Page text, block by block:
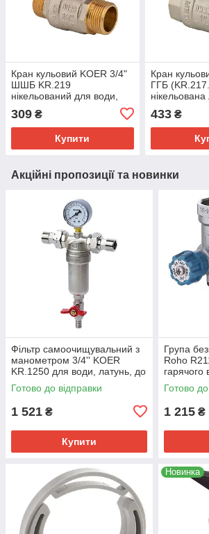
Кран кульовий KOER 3/4"
ШШБ KR.219
нікельований для води,
309 ₴
Купити
Кран
ГГБ
води, до 20
433₴
Акційні пропозиції та новинки
Фільтр самоочищувальний з
манометром 3/4'' KOER
KR.1250 для води, латунь, до
10 бар (KR2657)
Готово до відправки
1 521 ₴
Купити
Група
Roho
гарячого
бар
Готово
1 215 ₴
Новинка